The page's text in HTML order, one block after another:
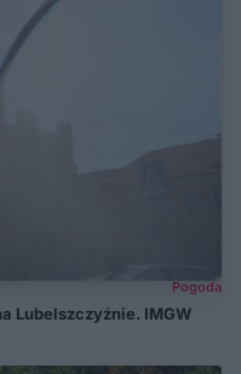
Pogoda
Lubelszczyźnie. IMGW